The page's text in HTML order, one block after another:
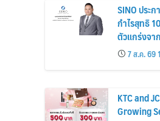
SINO ประ
กำไรสุทธิ
ตัวแกร่งจา
เตรียมจ่ายปั
กาล
ครึ่งปีหลังมุ่
7 ส.ค. 69
KTC and
Growing